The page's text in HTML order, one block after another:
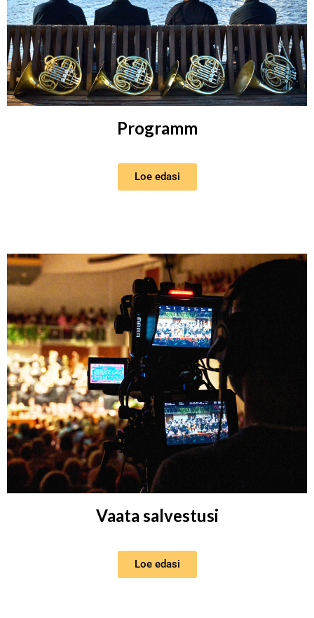
Programm
Loe edasi
Vaata salvestusi
Loe edasi